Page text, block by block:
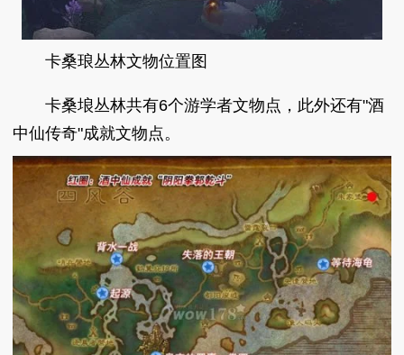
卡桑琅丛林文物位置图
卡桑埌丛林共有6个游学者文物点，此外还有"酒
中仙传奇"成就文物点。